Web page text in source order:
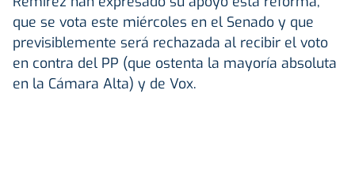
que se vota este miércoles en el Senado y que
previsiblemente será rechazada al recibir el voto
en contra del PP (que ostenta la mayoría absoluta
en la Cámara Alta) y de Vox.